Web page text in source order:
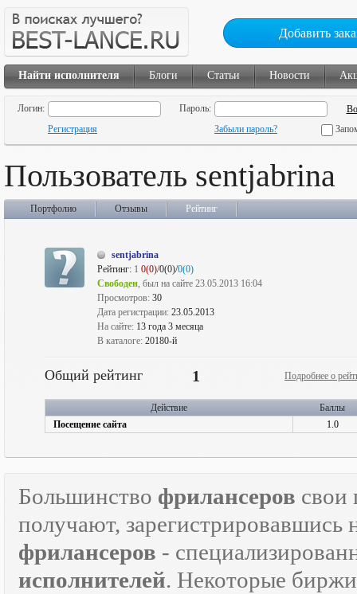
Добавить
Найти исполнителя Блоги Статьи Новости
Логин:
Пароль:
Регистрация
Забыли пароль?
Пользователь sentjabrina
Портфолио Отзывы Рейтинг
sentjabrina
Рейтинг: 1 0(0)/0(0)/0(0)
Свободен, был на сайте 23.05.2013 16:04
Просмотров: 30
Дата регистрации: 23.05.2013
На сайте: 13 года 3 месяца
В каталоге: 20180-й
Общий рейтинг 1 Подробнее о
Действие
Баллы
Посещение сайта
1.0
Большинство фрилансеров свои
получают, зарегистрировавшись
фрилансеров -
исполнителей. Некоторые